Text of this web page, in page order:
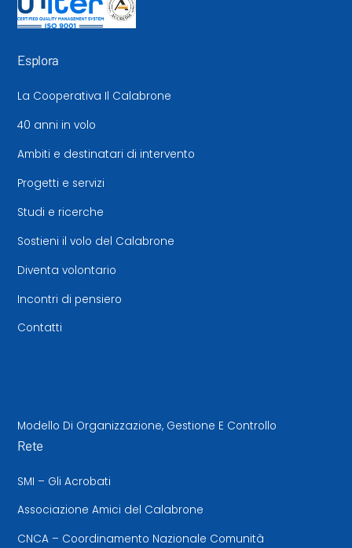
Esplora
La Cooperativa Il Calabrone
40 anni in volo
Ambiti e destinatari di intervento
Progetti e servizi
Studi e ricerche
Sostieni il volo del Calabrone
Diventa volontario
Incontri di pensiero
Contatti
Modello Di Organizzazione, Gestione E Controllo
Rete
SMI – Gli Acrobati
Associazione Amici del Calabrone
CNCA – Coordinamento Nazionale Comunità